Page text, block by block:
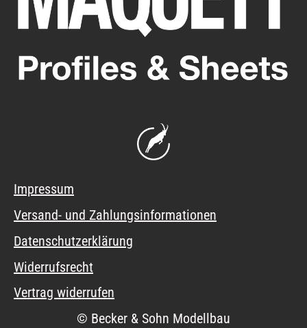
Impressum
Versand- und Zahlungsinformationen
Datenschutzerklärung
Widerrufsrecht
Vertrag widerrufen
© Becker & Sohn Modellbau